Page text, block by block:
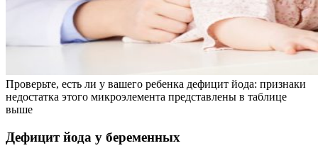
Проверьте, есть ли у вашего ребенка дефицит йода: признаки
недостатка этого микроэлемента представлены в таблице
выше
Дефицит йода у беременных